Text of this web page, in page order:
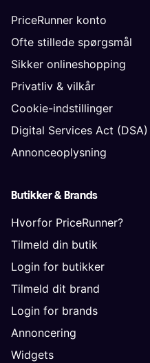
PriceRunner konto
Ofte stillede spørgsmål
Sikker onlineshopping
Privatliv & vilkår
Cookie-indstillinger
Digital Services Act (DSA)
Annonceoplysning
Butikker & Brands
Hvorfor PriceRunner?
Tilmeld din butik
Login for butikker
Tilmeld dit brand
Login for brands
Annoncering
Widgets